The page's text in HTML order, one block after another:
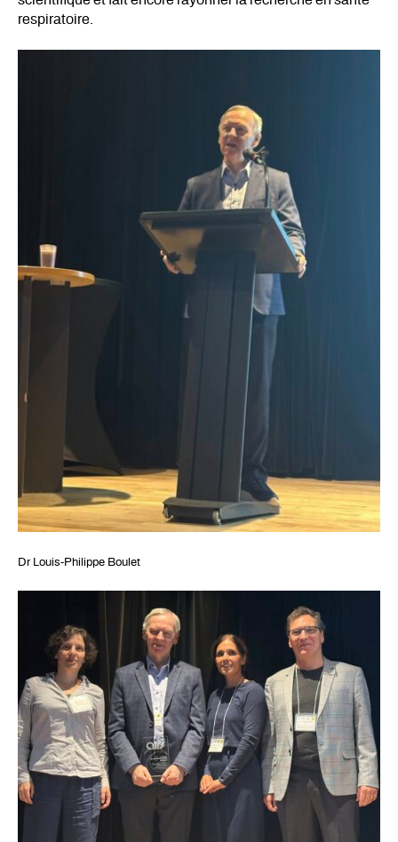
respiratoire.
Dr Louis-Philippe Boulet